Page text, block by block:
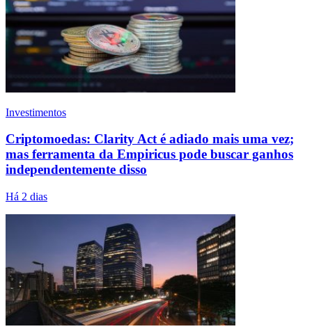
Investimentos
Criptomoedas: Clarity Act é adiado mais uma vez;
mas ferramenta da Empiricus pode buscar ganhos
independentemente disso
Há 2 dias